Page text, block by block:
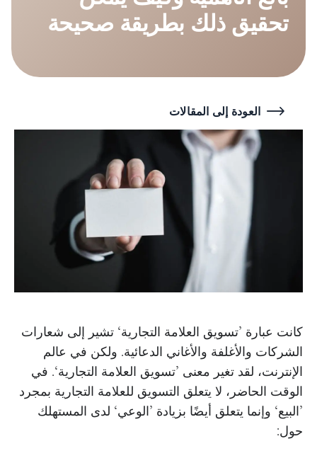
تحقيق ذلك بطريقة صحيحة
العودة إلى المقالات
كانت عبارة ’تسويق العلامة التجارية‘ تشير إلى شعارات
الشركات والأغلفة والأغاني الدعائية. ولكن في عالم
الإنترنت، لقد تغير معنى ’تسويق العلامة التجارية‘. في
الوقت الحاضر، لا يتعلق التسويق للعلامة التجارية بمجرد
’البيع‘ وإنما يتعلق أيضًا بزيادة ’الوعي‘ لدى المستهلك
حول: